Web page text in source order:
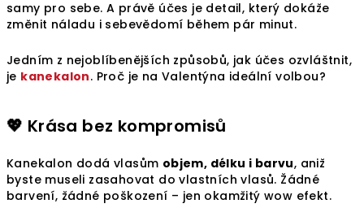
samy pro sebe. A právě účes je detail, který dokáže
změnit náladu i sebevědomí během pár minut.
Jedním z nejoblíbenějších způsobů, jak účes ozvláštnit,
je kanekalon. Proč je na Valentýna ideální volbou?
💖 Krása bez kompromisů
Kanekalon dodá vlasům objem, délku i barvu, aniž
byste museli zasahovat do vlastních vlasů. Žádné
barvení, žádné poškození – jen okamžitý wow efekt.